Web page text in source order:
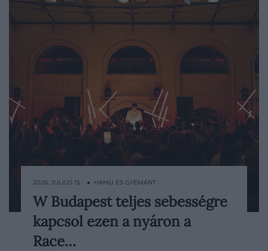
A Mercedes-AMG PETRONAS F1 Team és a
W Budapest viszi tovább a pálya
energiáját, új lendületet adva a
2026. JÚLIUS 15. ● HAMU ÉS GYÉMÁNT
W Budapest teljes sebességre
kapcsol ezen a nyáron a
Race…